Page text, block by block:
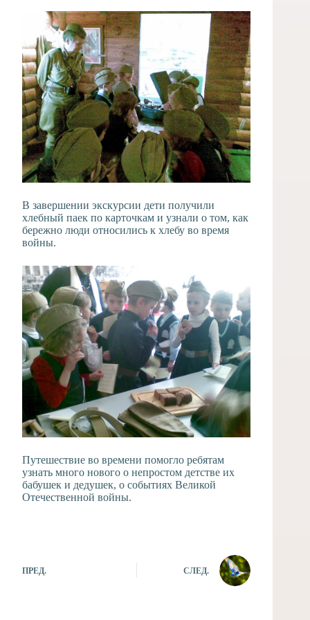
В завершении экскурсии дети получили
хлебный паек по карточкам и узнали о том, как
бережно люди относились к хлебу во время
войны.
Путешествие во времени помогло ребятам
узнать много нового о непростом детстве их
бабушек и дедушек, о событиях Великой
Отечественной войны.
ПРЕД. СЛЕД.